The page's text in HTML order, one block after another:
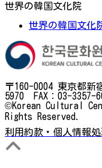
世界の韓国文化院
世界の韓国文化
〒160-0004 東京都
5970 FAX：03-
©Korean Cultural
Rights Reserved.
利用約款・個人情報